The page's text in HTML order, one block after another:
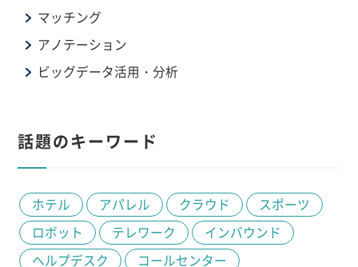
マッチング
アノテーション
ビッグデータ活用・分析
話題のキーワード
ホテル アパレル クラウド
スポーツ
ロボット
テレワーク
インバウンド
ヘルプデスク
コールセンター